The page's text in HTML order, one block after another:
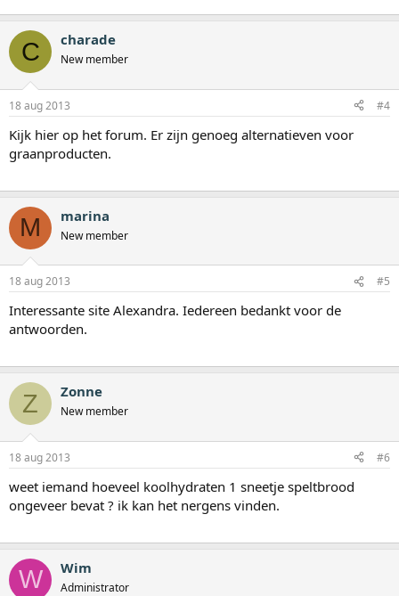
C charade
New member
18 aug 2013 #4
Kijk hier op het forum. Er zijn genoeg alternatieven voor
graanproducten.
M marina
New member
18 aug 2013 #5
Interessante site Alexandra. Iedereen bedankt voor de
antwoorden.
Z Zonne
New member
18 aug 2013 #6
weet iemand hoeveel koolhydraten 1 sneetje speltbrood
ongeveer bevat ? ik kan het nergens vinden.
W Wim
Administrator